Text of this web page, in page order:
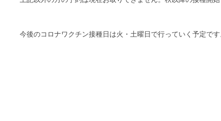
今後のコロナワクチン接種日は火・土曜日で行っていく予定で